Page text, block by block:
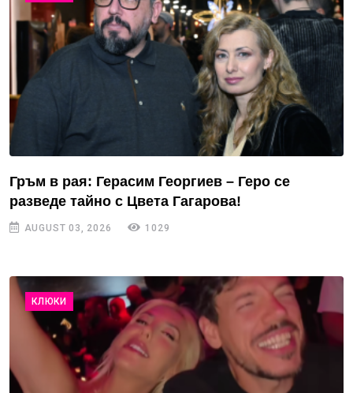
Гръм в рая: Герасим Георгиев – Геро се
разведе тайно с Цвета Гагарова!
AUGUST 03, 2026 1029
КЛЮКИ